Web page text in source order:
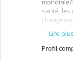
santé, les
que de
publique
une
Lire
Profil